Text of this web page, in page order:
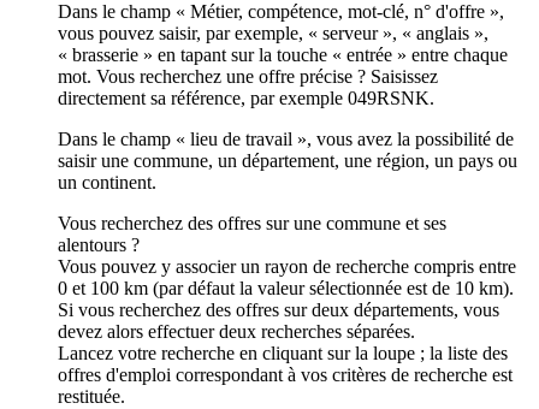
Dans le champ « Métier, compétence, mot-clé, n° d'offre »,
vous pouvez saisir, par exemple, « serveur », « anglais »,
« brasserie » en tapant sur la touche « entrée » entre chaque
mot. Vous recherchez une offre précise ? Saisissez
directement sa référence, par exemple 049RSNK.
Dans le champ « lieu de travail », vous avez la possibilité de
saisir une commune, un département, une région, un pays ou
un continent.
Vous recherchez des offres sur une commune et ses
alentours ?
Vous pouvez y associer un rayon de recherche compris entre
0 et 100 km (par défaut la valeur sélectionnée est de 10 km).
Si vous recherchez des offres sur deux départements, vous
devez alors effectuer deux recherches séparées.
Lancez votre recherche en cliquant sur la loupe ; la liste des
offres d'emploi correspondant à vos critères de recherche est
restituée.